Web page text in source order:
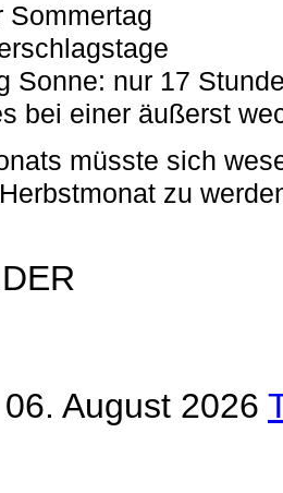
Sommertag
Sonne: nur 17
bei einer äußerst
müsste sich
zu
August 2026